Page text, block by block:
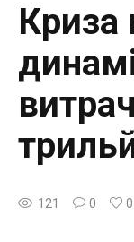
Криза
121 0 0